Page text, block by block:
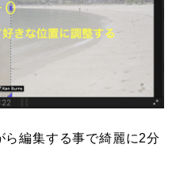
ら編集する事で綺麗に2分